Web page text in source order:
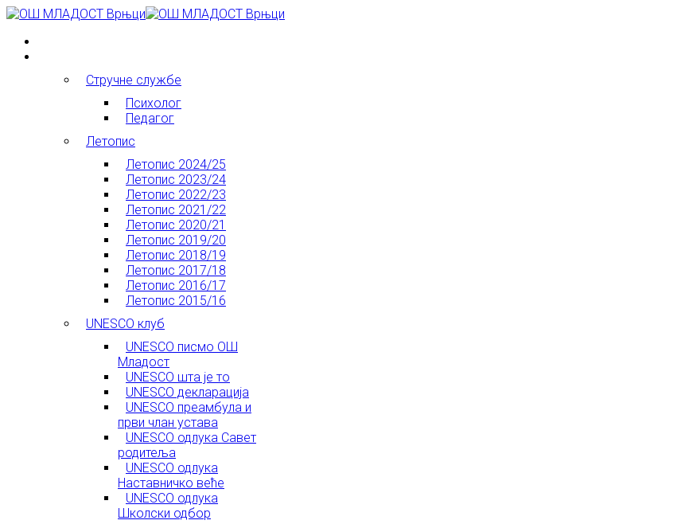
Стручне службе
Психолог
Педагог
Летопис
Летопис 2024/25
Летопис 2023/24
Летопис 2022/23
Летопис 2021/22
Летопис 2020/21
Летопис 2019/20
Летопис 2018/19
Летопис 2017/18
Летопис 2016/17
Летопис 2015/16
UNESCO клуб
UNESCO писмо ОШ
Младост
UNESCO шта је то
UNESCO декларација
UNESCO преамбула и
први члан устава
UNESCO одлука Савет
родитеља
UNESCO одлука
Наставничко веће
UNESCO одлука
Школски одбор